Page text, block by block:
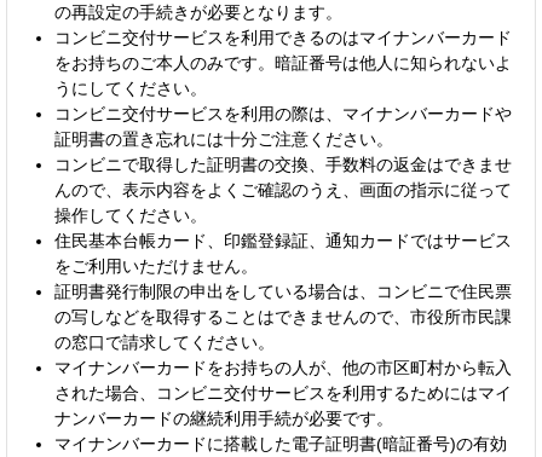
の再設定の手続きが必要となります。
コンビニ交付サービスを利用できるのはマイナンバーカード
をお持ちのご本人のみです。暗証番号は他人に知られないよ
うにしてください。
コンビニ交付サービスを利用の際は、マイナンバーカードや
証明書の置き忘れには十分ご注意ください。
コンビニで取得した証明書の交換、手数料の返金はできませ
んので、表示内容をよくご確認のうえ、画面の指示に従って
操作してください。
住民基本台帳カード、印鑑登録証、通知カードではサービス
をご利用いただけません。
証明書発行制限の申出をしている場合は、コンビニで住民票
の写しなどを取得することはできませんので、市役所市民課
の窓口で請求してください。
マイナンバーカードをお持ちの人が、他の市区町村から転入
された場合、コンビニ交付サービスを利用するためにはマイ
ナンバーカードの継続利用手続が必要です。
マイナンバーカードに搭載した電子証明書(暗証番号)の有効